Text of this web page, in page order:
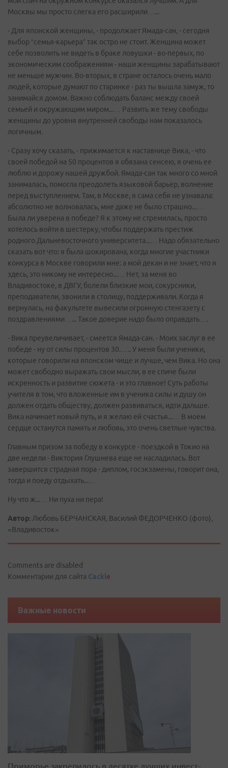
Москвы мы просто слегка его расширили…...
- Для японской женщины, - продолжает Ямада-сан, - сегодня
выбор “семья-карьера” так остро не стоит. Женщина может
себе позволить не видеть в браке ловушки - во-первых, по
экономическим соображениям - наши женщины зарабатывают
не меньше мужчин. Во-вторых, в стране осталось очень мало
людей, которые думают по старинке - раз ты вышла замуж, то
занимайся домом. Важно соблюдать баланс между своей
семьей и окружающим миром...… Развить же тему свободы
женщины до уровня внутренней свободы нам показалось
логичным.
- Сразу хочу сказать, - прижимается к наставнице Вика, - что
своей победой на 50 процентов я обязана сенсею, я очень ее
люблю и дорожу нашей дружбой. Ямада-сан так много со мной
занималась, помогла преодолеть языковой барьер, волнение
перед выступлением. Там, в Москве, я сама себя не узнавала:
абсолютно не волновалась, мне даже не было страшно...…
Была ли уверена в победе? Я к этому не стремилась, просто
хотелось войти в шестерку, чтобы поддержать престиж
родного Дальневосточного университета...… Надо обязательно
сказать вот что: я была шокирована, когда многие участники
конкурса в Москве говорили мне: а мой декан и не знает, что я
здесь, это никому не интересно...… Нет, за меня во
Владивостоке, в ДВГУ, болели близкие мои, сокурсники,
преподаватели, звонили в столицу, поддерживали. Когда я
вернулась, на факультете вывесили огромную стенгазету с
поздравлениями…... Такое доверие надо было оправдать….
- Вика преувеличивает, - смеется Ямада-сан. - Моих заслуг в ее
победе - ну от силы процентов 30.….. У меня были ученики,
которые говорили на японском чище и лучше, чем Вика. Но она
может свободно выражать свои мысли, в ее спиче были
искренность и развитие сюжета - и это главное! Суть работы
учителя в том, что вложенные им в ученика силы и душу он
должен отдать обществу, должен развиваться, идти дальше.
Вика начинает новый путь, и я желаю ей счастья...… В моем
сердце останутся память и любовь, это очень светлые чувства.
Главным призом за победу в конкурсе - поездкой в Токио на
две недели - Виктория Глушнева еще не насладилась. Вот
завершится страдная пора - диплом, госэкзамены, говорит она,
тогда и поеду отдыхать...…
Ну что ж...… Ни пуха ни пера!
Автор: Любовь БЕРЧАНСКАЯ, Василий ФЕДОРЧЕНКО (фото),
«Владивосток»
Comments are disabled
Комментарии для сайта Cackle
Важные новости
Приморье закрепилось в десятке лучших инвест-